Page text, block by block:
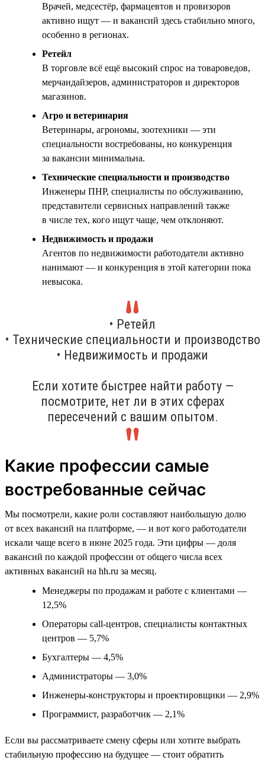
Врачей, медсестёр, фармацевтов и провизоров
активно ищут — и вакансий здесь стабильно много,
особенно в регионах.
Ретейл
В торговле всё ещё высокий спрос на товароведов,
мерчандайзеров, администраторов и директоров
магазинов.
Агро и ветеринария
Ветеринары, агрономы, зоотехники — эти
специальности востребованы, но конкуренция
за вакансии минимальна.
Технические специальности и производство
Инженеры ПНР, специалисты по обслуживанию,
представители сервисных направлений также
в числе тех, кого ищут чаще, чем отклоняют.
Недвижимость и продажи
Агентов по недвижимости работодатели активно
нанимают — и конкуренция в этой категории пока
невысока.
• Ретейл
• Технические специальности и производство
• Недвижимость и продажи
Если хотите быстрее найти работу —
посмотрите, нет ли в этих сферах
пересечений с вашим опытом.
Какие профессии самые
востребованные сейчас
Мы посмотрели, какие роли составляют наибольшую долю
от всех вакансий на платформе, — и вот кого работодатели
искали чаще всего в июне 2025 года. Эти цифры — доля
вакансий по каждой профессии от общего числа всех
активных вакансий на hh.ru за месяц.
Менеджеры по продажам и работе с клиентами —
12,5%
Операторы call-центров, специалисты контактных
центров — 5,7%
Бухгалтеры — 4,5%
Администраторы — 3,0%
Инженеры-конструкторы и проектировщики — 2,9%
Программист, разработчик — 2,1%
Если вы рассматриваете смену сферы или хотите выбрать
стабильную профессию на будущее — стоит обратить